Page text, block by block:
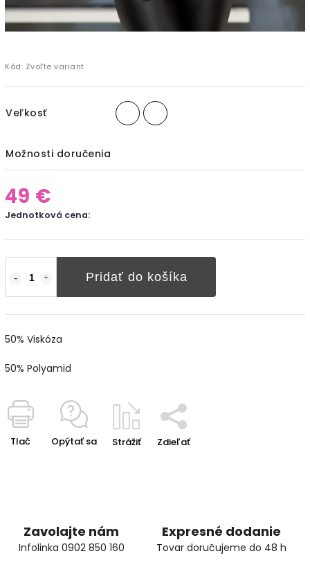
Kód: Zvoľte variant
Veľkosť
Možnosti doručenia
49 €
Jednotková cena:
Pridať do košíka
50% Viskóza
50% Polyamid
Tlač Opýtať sa Strážiť Zdieľať
Zavolajte nám
Infolinka 0902 850 160
Expresné dodanie
Tovar doručujeme do 48 h